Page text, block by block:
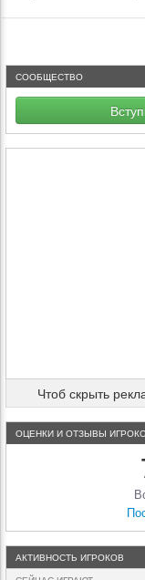
СООБЩЕСТВО
Чтоб скрыть
ОЦЕНКИ И ОТЗЫВЫ
АКТИВНОСТЬ ИГРОКОВ